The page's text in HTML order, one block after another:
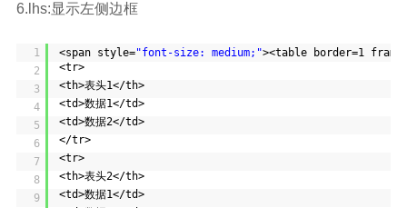
6.lhs:显示左侧边框
1
2
3
4
5
6
7
8
9
<span style="font-size: medium;"><table border=1
<tr>
<th>表头1</th>
<td>数据1</td>
<td>数据2</td>
</tr>
<tr>
<th>表头2</th>
<td>数据1</td>